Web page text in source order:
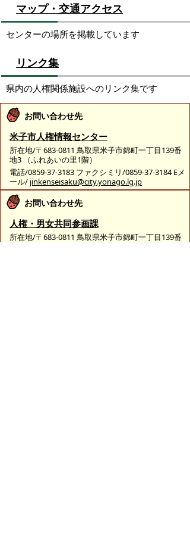
マップ・交通アクセス
センターの場所を掲載しています
リンク集
県内の人権関係施設へのリンク集です
お問い合わせ先
米子市人権情報センター
所在地/〒683-0811 鳥取県米子市錦町一丁目139番
地3 （ふれあいの里1階）
電話/0859-37-3183 ファクシミリ/0859-37-3184 Eメ
ール/ jinkenseisaku@city.yonago.lg.jp
お問い合わせ先
人権・男女共同参画課
所在地/〒683-0811 鳥取県米子市錦町一丁目139番